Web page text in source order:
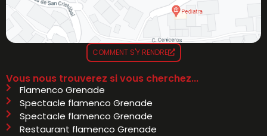
Vous nous trouverez si vous cherchez...
Flamenco Grenade
Spectacle flamenco Grenade
Spectacle flamenco Grenade
Restaurant flamenco Grenade
COMMENT S'Y RENDRE